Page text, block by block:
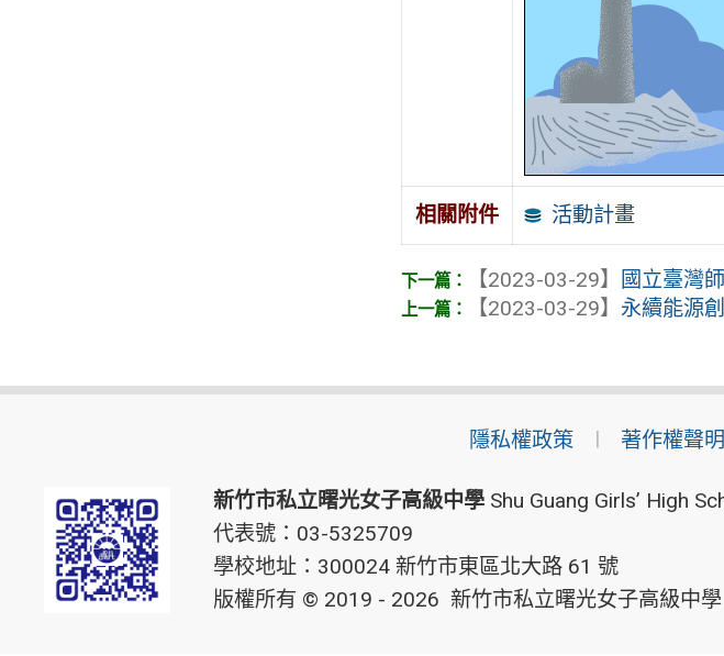
相關附件 活動計畫
【2023-03-29】
國立臺灣
【2023-03-29】 永續能源
隱私權政策 著作權聲明
新竹市私立曙光女子高級中學Shu Guang Girls’ High
代表號：03-5325709
學校地址：300024 新竹市東區北大路 61 號
版權所有 © 2019 - 2026 新竹市私立曙光女子高級中學